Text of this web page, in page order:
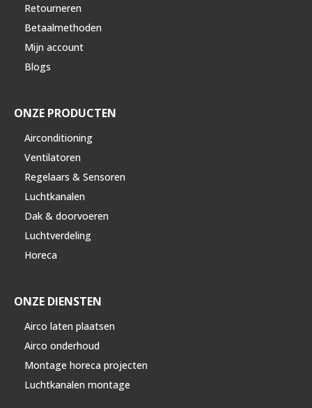
Retourneren
Betaalmethoden
Mijn account
Blogs
ONZE PRODUCTEN
Airconditioning
Ventilatoren
Regelaars & Sensoren
Luchtkanalen
Dak & doorvoeren
Luchtverdeling
Horeca
ONZE DIENSTEN
Airco laten plaatsen
Airco onderhoud
Montage horeca projecten
Luchtkanalen montage